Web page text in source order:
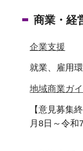
商業・経
企業支援
就業、雇用
地域商業ガ
【意見募集
月8日～令和